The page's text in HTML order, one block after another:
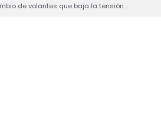
Ni Panini cambia tantas monas: el intercambio de volantes que baja la tensión electoral